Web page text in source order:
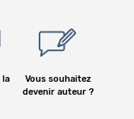
la
Vous souhaitez
devenir auteur ?